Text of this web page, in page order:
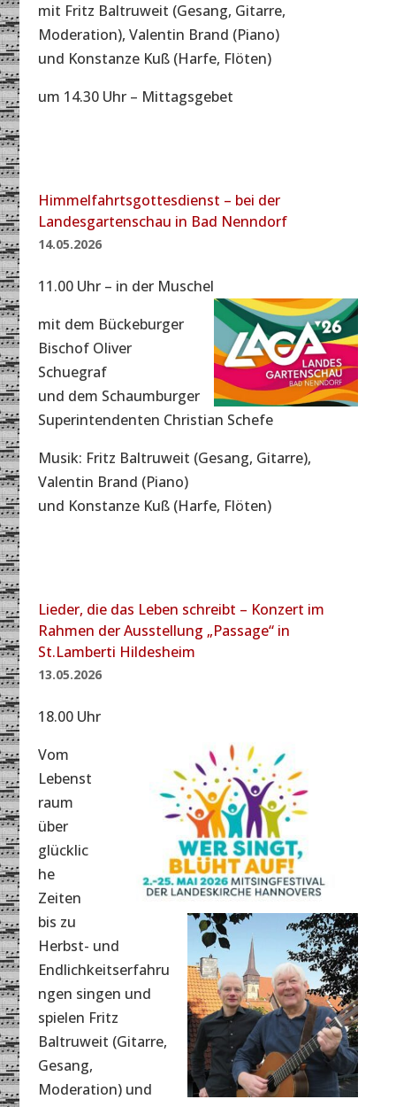
mit Fritz Baltruweit (Gesang, Gitarre,
Moderation), Valentin Brand (Piano)
und Konstanze Kuß (Harfe, Flöten)
um 14.30 Uhr – Mittagsgebet
Himmelfahrtsgottesdienst – bei der
Landesgartenschau in Bad Nenndorf
14.05.2026
11.00 Uhr – in der Muschel
mit dem Bückeburger
Bischof Oliver
Schuegraf
und dem Schaumburger
Superintendenten Christian Schefe
Musik: Fritz Baltruweit (Gesang, Gitarre),
Valentin Brand (Piano)
und Konstanze Kuß (Harfe, Flöten)
Lieder, die das Leben schreibt – Konzert im
Rahmen der Ausstellung „Passage“ in
St.Lamberti Hildesheim
13.05.2026
18.00 Uhr
Vom
Lebenst
raum
über
glücklic
he
Zeiten
bis zu
Herbst- und
Endlichkeitserfahru
ngen singen und
spielen Fritz
Baltruweit (Gitarre,
Gesang,
Moderation) und